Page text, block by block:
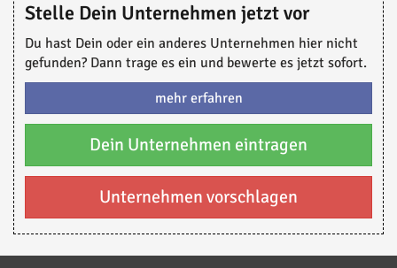
Stelle Dein Unternehmen jetzt vor
Du hast Dein oder ein anderes Unternehmen hier nicht
gefunden? Dann trage es ein und bewerte es jetzt sofort.
mehr erfahren
Dein Unternehmen eintragen
Unternehmen vorschlagen